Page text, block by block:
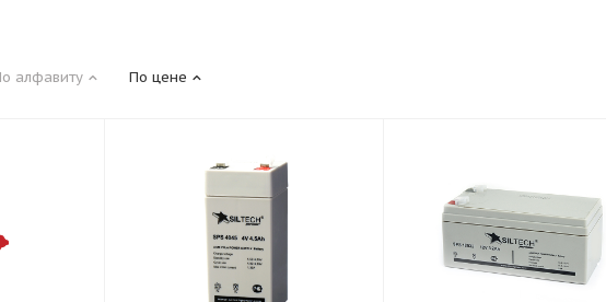
алфавиту По цене